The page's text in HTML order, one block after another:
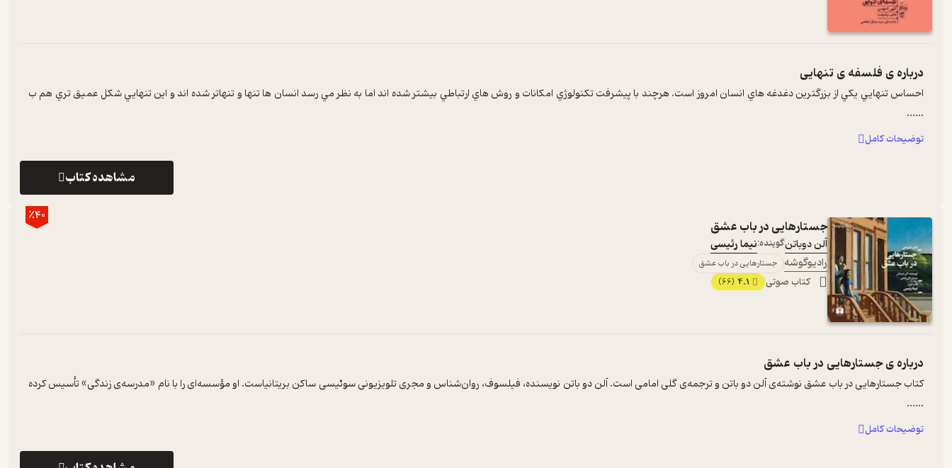
درباره ی فلسفه ی تنهایی
احساس تنهايي يکي از بزرگترين دغدغه هاي انسان امروز است. هرچند با پيشرفت تکنولوژي امکانات و روش هاي ارتباطي بيشتر شده اند اما به نظر مي رسد انسان ها تنها و تنهاتر شده اند و اين تنهايي شکل عميق تري هم ب
...
...
توضیحات کامل
مشاهده کتاب
٪40
جستارهایی در باب عشق
آلن دوباتنگوینده:نیما رئیسی
رادیوگوشه
جستارهایی در باب عشق
کتاب صوتی 4.1
(66)
درباره یجستارهایی در باب عشق
کتاب جستارهایی در باب عشق نوشته‌ی آلن دو باتن و ترجمه‌ی گلی امامی است. آلن دو باتن نویسنده، فیلسوف، روان‌شناس و مجری تلویزیونی سوئیسی ساکن بریتانیاست. او مؤسسه‌ای را با نام «مدرسه‌ی زندگی» تأسیس کرده
...
...
توضیحات کامل